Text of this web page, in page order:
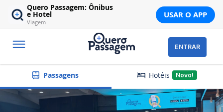
Quero Passagem: Ônibus
e Hotel
Viagem
USAR O APP
ENTRAR
Passagens Hotéis Novo!